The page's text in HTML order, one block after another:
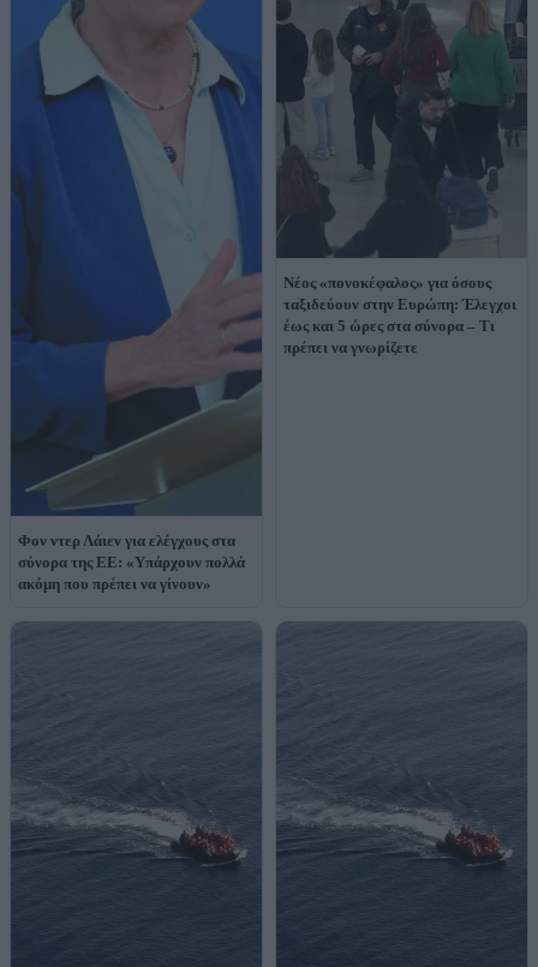
Φον ντερ Λάιεν για ελέγχους στα
σύνορα της ΕΕ: «Υπάρχουν πολλά
ακόμη που πρέπει να γίνουν»
Νέος «πονοκέφαλος» για όσους
ταξιδεύουν στην Ευρώπη: Έλεγχοι
έως και 5 ώρες στα σύνορα – Τι
πρέπει να γνωρίζετε